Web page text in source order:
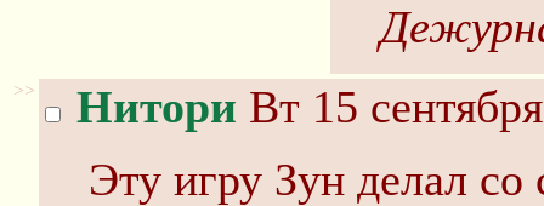
>> Нитори Вт 15
Эту игру Зун делал